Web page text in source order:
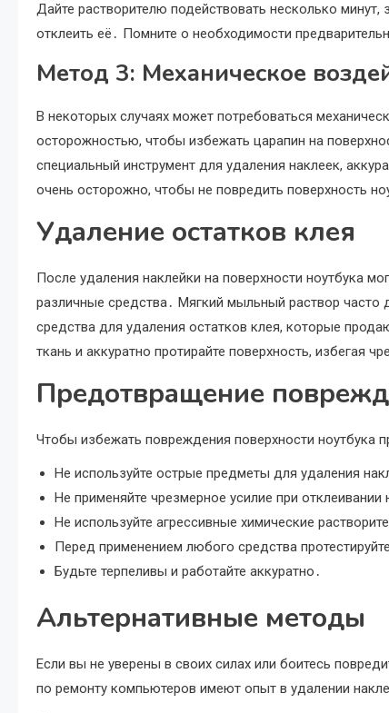
Дайте растворителю подействовать несколько
отклеить её․ Помните о необходимости
Метод 3: Механическое
В некоторых случаях может потребоваться
осторожностью, чтобы избежать царапин на
специальный инструмент для удаления наклеек,
очень осторожно, чтобы не повредить поверхность
Удаление остатков клея
После удаления наклейки на поверхности ноутбука
различные средства․ Мягкий мыльный раствор
средства для удаления остатков клея, которые
ткань и аккуратно протирайте поверхность, избегая
Предотвращение
Чтобы избежать повреждения поверхности ноутбука
Не используйте острые предметы для удаления
Не применяйте чрезмерное усилие при отклеивании
Не используйте агрессивные химические
Перед применением любого средства
Будьте терпеливы и работайте аккуратно․
Альтернативные методы
Если вы не уверены в своих силах или боитесь
по ремонту компьютеров имеют опыт в удалении